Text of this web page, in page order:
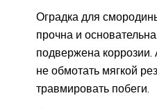
Оградка для
прочна и
подвержена
не обмотать мягкой
травмировать побеги.